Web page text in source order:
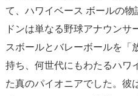
て、ハワイベース ボールの物
ドンは単なる野球アナウン
スボールとバレーボールを「
持ち、何世代にもわたるハワ
た真のパイオニアでした。彼